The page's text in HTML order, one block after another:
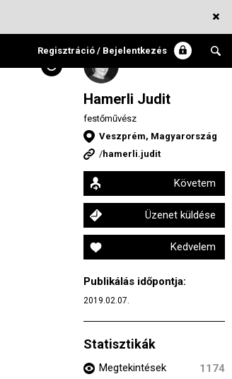
Regisztráció / Bejelentkezés
Hamerli Judit
festőművész
Veszprém, Magyarország
/hamerli.judit
Követem
Üzenet küldése
Kedvelem
Publikálás időpontja:
2019.02.07.
Statisztikák
Megtekintések
1174